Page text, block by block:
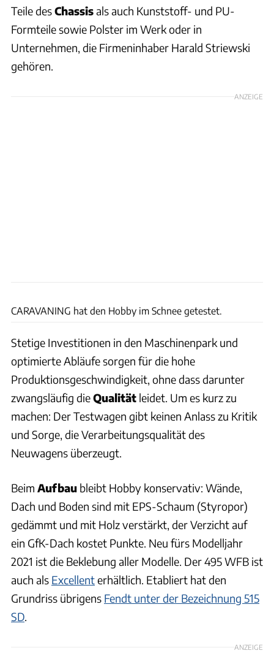
Teile desChassisals auch Kunststoff- und PU-
Formteile sowie Polster im Werk oder in
Unternehmen, die Firmeninhaber Harald Striewski
gehören.
ANZEIGE
CARAVANING hat den Hobby im Schnee getestet.
Stetige Investitionen in den Maschinenpark und
optimierte Abläufe sorgen für die hohe
Produktionsgeschwindigkeit, ohne dass darunter
zwangsläufig dieQualität leidet. Um es kurz zu
machen: Der Testwagen gibt keinen Anlass zu Kritik
und Sorge, die Verarbeitungsqualität des
Neuwagens überzeugt.
Beim Aufbau bleibt Hobby konservativ: Wände,
Dach und Boden sind mit EPS-Schaum (Styropor)
gedämmt und mit Holz verstärkt, der Verzicht auf
ein GfK-Dach kostet Punkte. Neu fürs Modelljahr
2021 ist die Beklebung aller Modelle. Der 495 WFB ist
auch als Excellenterhältlich. Etabliert hat den
Grundriss übrigens Fendt unter der Bezeichnung 515
SD.
ANZEIGE